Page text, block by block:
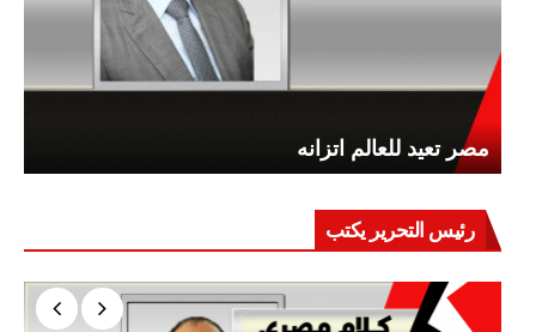
مصر تعيد للعالم اتزانه
رئيس التحرير يكتب